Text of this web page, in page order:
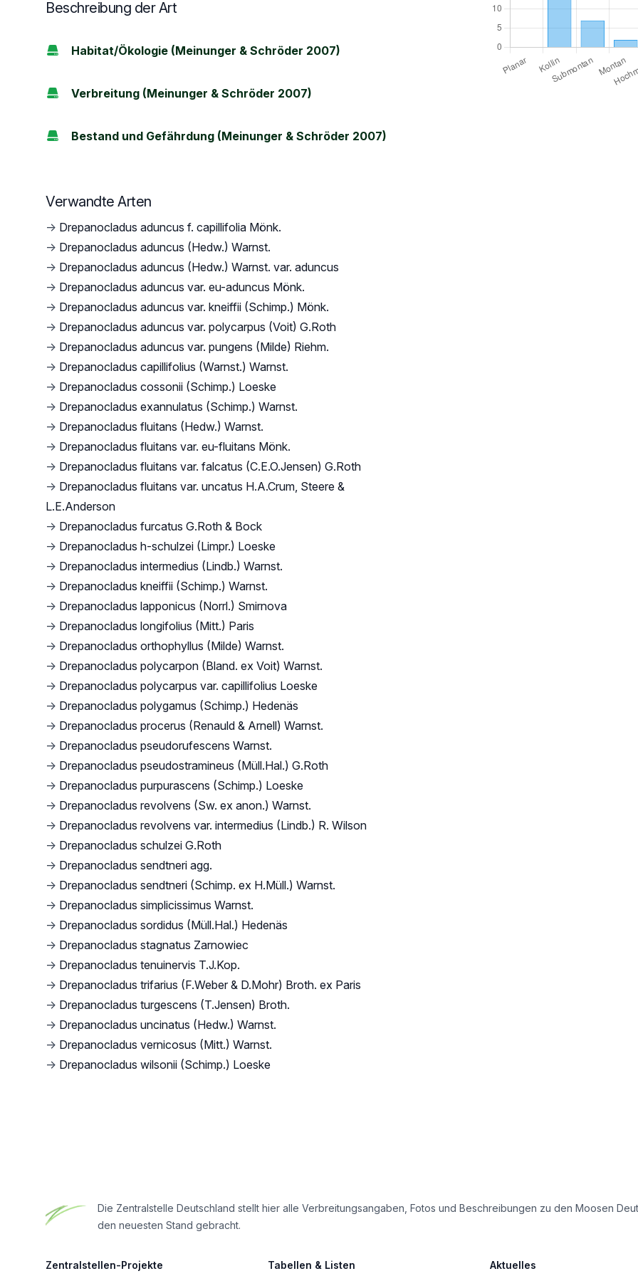
Beschreibung der Art
Habitat/Ökologie (Meinunger & Schröder 2007)
Verbreitung (Meinunger & Schröder 2007)
Bestand und Gefährdung (Meinunger & Schröder 2007)
Verwandte Arten
→ Drepanocladus aduncus f. capillifolia Mönk.
→ Drepanocladus aduncus (Hedw.) Warnst.
→ Drepanocladus aduncus (Hedw.) Warnst. var. aduncus
→ Drepanocladus aduncus var. eu-aduncus Mönk.
→ Drepanocladus aduncus var. kneiffii (Schimp.) Mönk.
→ Drepanocladus aduncus var. polycarpus (Voit) G.Roth
→ Drepanocladus aduncus var. pungens (Milde) Riehm.
→ Drepanocladus capillifolius (Warnst.) Warnst.
→ Drepanocladus cossonii (Schimp.) Loeske
→ Drepanocladus exannulatus (Schimp.) Warnst.
→ Drepanocladus fluitans (Hedw.) Warnst.
→ Drepanocladus fluitans var. eu-fluitans Mönk.
→ Drepanocladus fluitans var. falcatus (C.E.O.Jensen) G.Roth
→ Drepanocladus fluitans var. uncatus H.A.Crum, Steere &
L.E.Anderson
→ Drepanocladus furcatus G.Roth & Bock
→ Drepanocladus h-schulzei (Limpr.) Loeske
→ Drepanocladus intermedius (Lindb.) Warnst.
→ Drepanocladus kneiffii (Schimp.) Warnst.
→ Drepanocladus lapponicus (Norrl.) Smirnova
→ Drepanocladus longifolius (Mitt.) Paris
→ Drepanocladus orthophyllus (Milde) Warnst.
→ Drepanocladus polycarpon (Bland. ex Voit) Warnst.
→ Drepanocladus polycarpus var. capillifolius Loeske
→ Drepanocladus polygamus (Schimp.) Hedenäs
→ Drepanocladus procerus (Renauld & Arnell) Warnst.
→ Drepanocladus pseudorufescens Warnst.
→ Drepanocladus pseudostramineus (Müll.Hal.) G.Roth
→ Drepanocladus purpurascens (Schimp.) Loeske
→ Drepanocladus revolvens (Sw. ex anon.) Warnst.
→ Drepanocladus revolvens var. intermedius (Lindb.) R. Wilson
→ Drepanocladus schulzei G.Roth
→ Drepanocladus sendtneri agg.
→ Drepanocladus sendtneri (Schimp. ex H.Müll.) Warnst.
→ Drepanocladus simplicissimus Warnst.
→ Drepanocladus sordidus (Müll.Hal.) Hedenäs
→ Drepanocladus stagnatus Zarnowiec
→ Drepanocladus tenuinervis T.J.Kop.
→ Drepanocladus trifarius (F.Weber & D.Mohr) Broth. ex Paris
→ Drepanocladus turgescens (T.Jensen) Broth.
→ Drepanocladus uncinatus (Hedw.) Warnst.
→ Drepanocladus vernicosus (Mitt.) Warnst.
→ Drepanocladus wilsonii (Schimp.) Loeske
Die Zentralstelle Deutschland stellt hier alle Verbreitungsangaben, Fotos und Beschreibungen zu den Moosen
den neuesten Stand gebracht.
Zentralstellen-Projekte Tabellen & Listen Aktuelles